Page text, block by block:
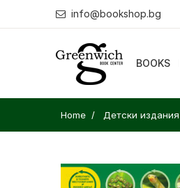
info@bookshop.bg
BOOKS
Home Детски издания